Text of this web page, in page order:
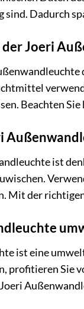
Dadurch
Joeri
Beachten
ist
Mit der
ist eine
profitieren Sie